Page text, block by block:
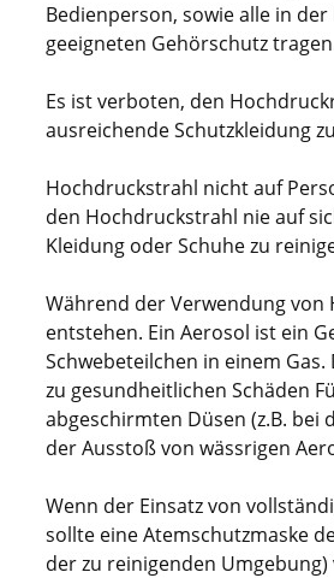
Bedienperson, sowie alle in
geeigneten Gehörschutz
Es ist verboten, den
ausreichende Schutzkleidung
Hochdruckstrahl nicht auf
den Hochdruckstrahl nie auf
Kleidung oder Schuhe zu
Während der Verwendung
entstehen. Ein Aerosol ist ein
Schwebeteilchen in einem
zu gesundheitlichen Schäden
abgeschirmten Düsen (z.B. bei
der Ausstoß von wässrigen
Wenn der Einsatz von
sollte eine Atemschutzmaske
der zu reinigenden